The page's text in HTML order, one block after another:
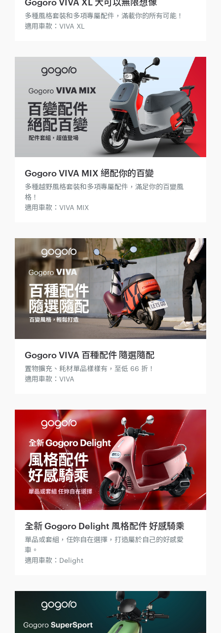
多種風格套裝和多項專屬配件，滿載你的所有可能！
適用車款：VIVA XL
Gogoro VIVA MIX 絕配你的百變
多種越野風格套裝和多項專屬配件，滿足你的百變風
格！
適用車款：VIVA MIX
Gogoro VIVA 百種配件 隨選隨配
置物擴充、耗材單品樣樣有，至低 66 折！
適用車款：VIVA
全新 Gogoro Delight 風格配件 好感騎乘
單品或套組，任妳自在選擇，打造屬於自己的好感愛
車。
適用車款：Delight